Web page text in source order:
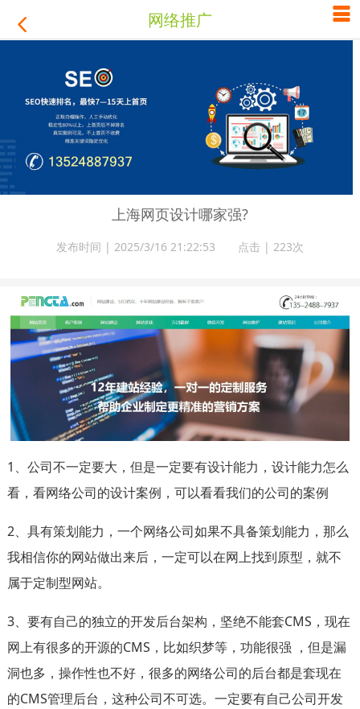
 网络推广 
上海网页设计哪家强?
发布时间 | 2025/3/16 21:22:53 点击 | 223次
1、公司不一定要大，但是一定要有设计能力，设计能力怎么
看，看网络公司的设计案例，可以看看我们的公司的案例
2、具有策划能力，一个网络公司如果不具备策划能力，那么
我相信你的网站做出来后，一定可以在网上找到原型，就不
属于定制型网站。
3、要有自己的独立的开发后台架构，坚绝不能套CMS，现在
网上有很多的开源的CMS，比如织梦等，功能很强 ，但是漏
洞也多，操作性也不好，很多的网络公司的后台都是套现在
的CMS管理后台，这种公司不可选。一定要有自己公司开发